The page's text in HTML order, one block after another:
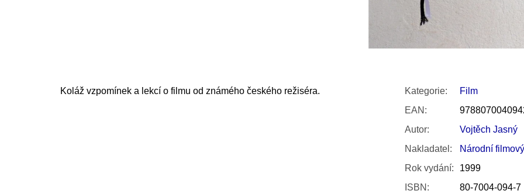
Koláž vzpomínek a lekcí o filmu od známého českého režiséra. Kategorie:
Film
EAN :
Autor:
Vojtěch Jasný
Nakladatel :
Národní
Rok vydání:
1999
ISBN :
80-7004-094-7